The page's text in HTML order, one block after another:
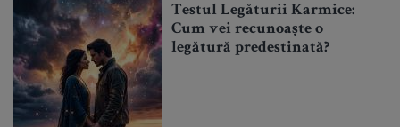
Testul Legăturii Karmice:
Cum vei recunoaște o
legătură predestinată?